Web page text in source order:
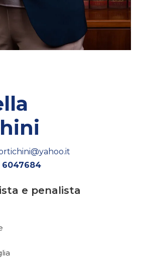
6047684
e penalista